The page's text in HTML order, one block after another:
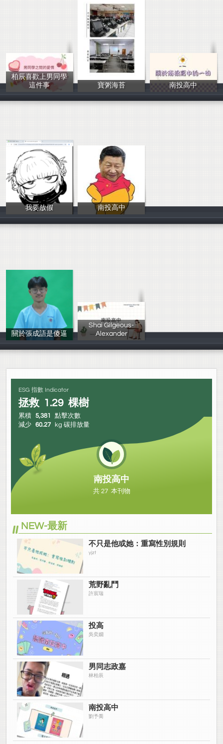
柏辰喜歡上男同學
這件事
陳政嘉
寶粥海苔
陳捷予
南投高中
羽晨
我要放假
10
南投高中
詹伯晨
關於張成語是傻逼
01
Shai Gilgeous-
Alexander
Shai Gilgeous-
ESG 指數 Indicator
拯救 1.29 棵樹
累積 5,381
點擊次數
減少 60.27 kg 碳排放量
南投高中
共 27 本刊物
NEW-最新
不只是他或她：重寫性別規則
yjzt
荒野亂鬥
許宸瑞
投高
吳奕嫺
男同志政嘉
林柏辰
南投高中
劉予喬